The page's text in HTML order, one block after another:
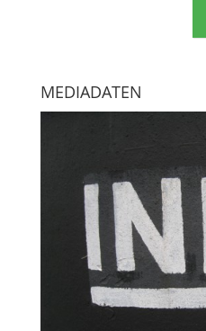
MEDIADATEN